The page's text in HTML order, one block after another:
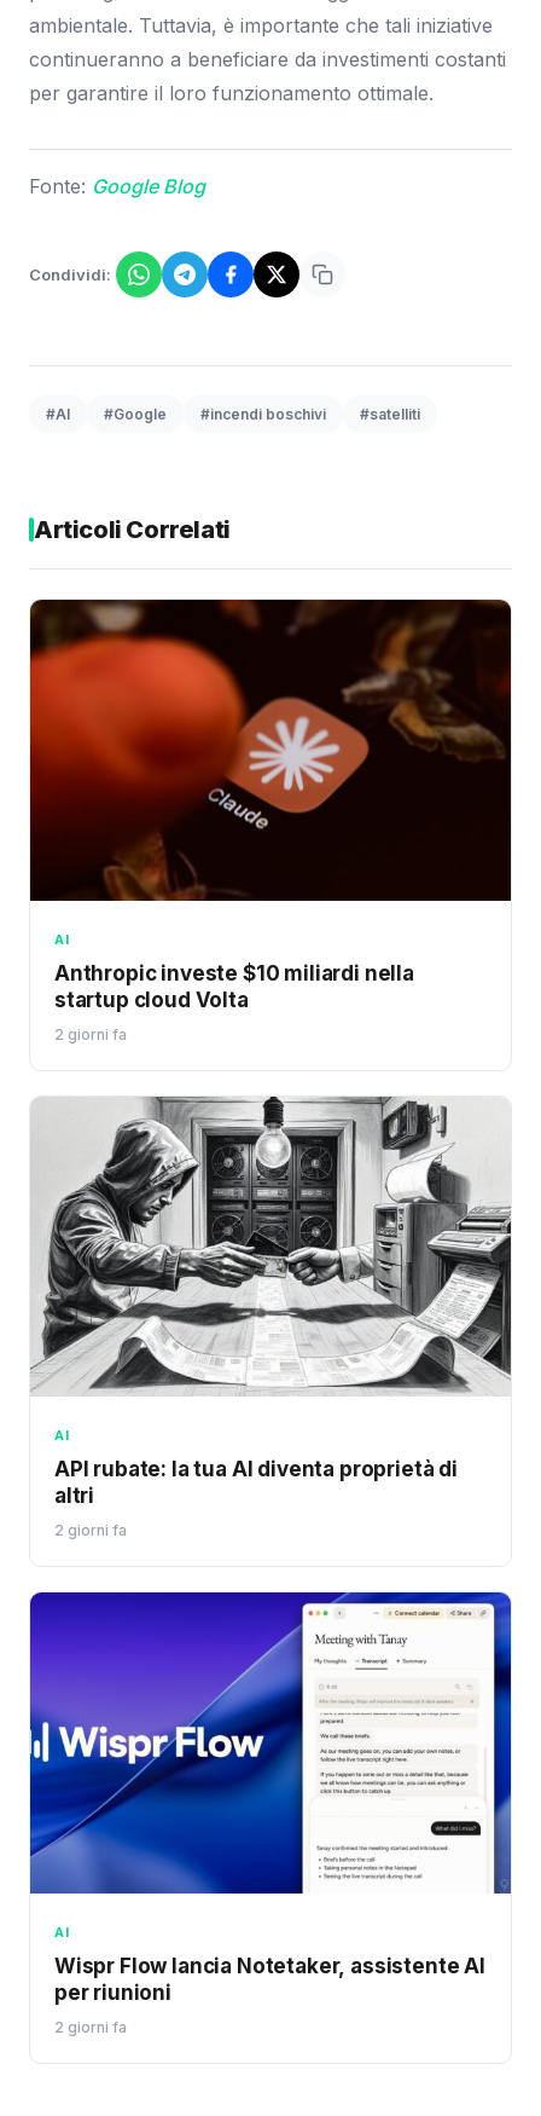
ambientale. Tuttavia, è importante che tali iniziative
continueranno a beneficiare da investimenti costanti
per garantire il loro funzionamento ottimale.
Fonte: Google Blog
Condividi:
#AI #Google #incendi boschivi #satelliti
Articoli Correlati
AI
Anthropic investe $10 miliardi nella
startup cloud Volta
2 giorni fa
AI
API rubate: la tua AI diventa proprietà di
altri
2 giorni fa
AI
Wispr Flow lancia Notetaker, assistente AI
per riunioni
2 giorni fa